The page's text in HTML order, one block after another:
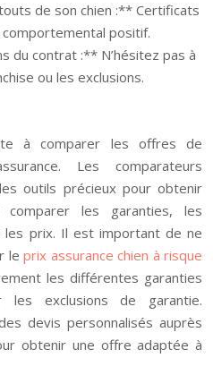
de son chien :** Certificats
comportemental positif.
du contrat :** N’hésitez pas à
ou les exclusions.
à comparer les offres de
Les comparateurs
outils précieux pour obtenir
les garanties, les
les prix. Il est important de ne
le prix assurance chien à risque
les différentes garanties
exclusions de garantie.
devis personnalisés auprès
obtenir une offre adaptée à